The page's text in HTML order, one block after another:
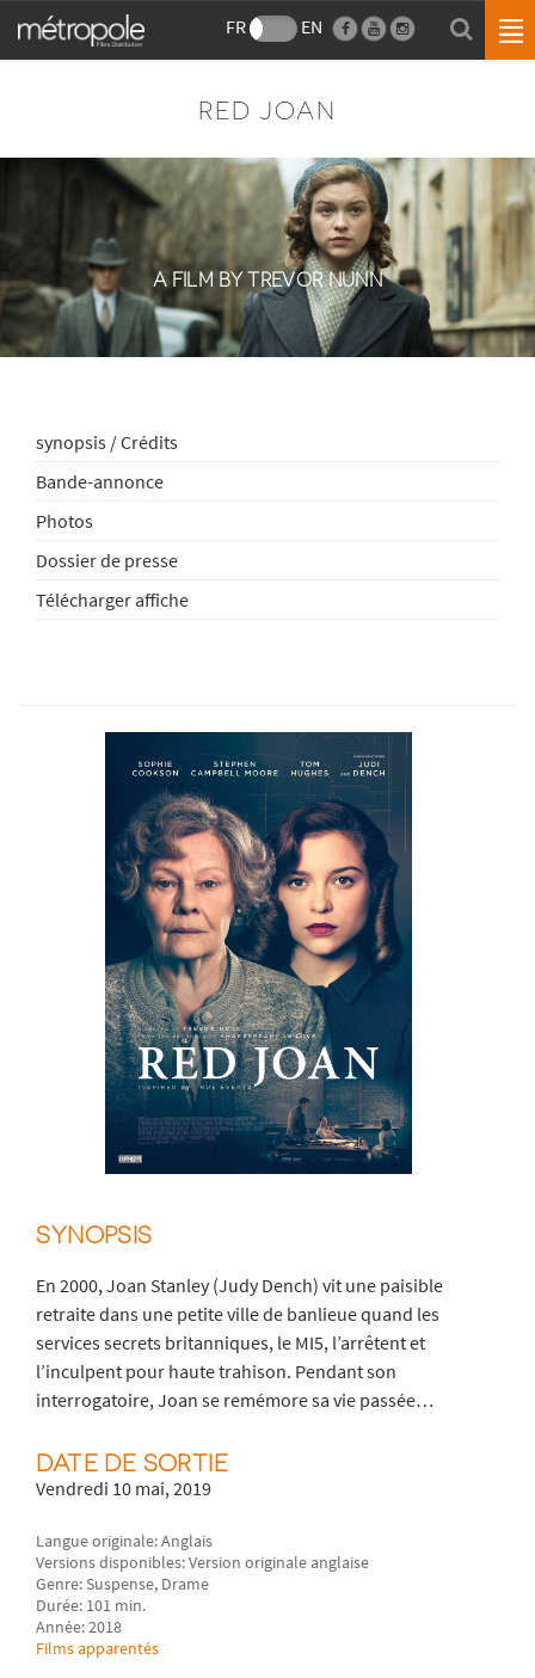
FR EN
RED JOAN
A FILM BY TREVOR NUNN
synopsis / Crédits
Bande-annonce
Photos
Dossier de presse
Télécharger affiche
SYNOPSIS
En 2000, Joan Stanley (Judy Dench) vit une paisible
retraite dans une petite ville de banlieue quand les
services secrets britanniques, le MI5, l’arrêtent et
l’inculpent pour haute trahison. Pendant son
interrogatoire, Joan se remémore sa vie passée…
DATE DE SORTIE
Vendredi 10 mai, 2019
Langue originale: Anglais
Versions disponibles: Version originale anglaise
Genre: Suspense, Drame
Durée: 101 min.
Année: 2018
Films apparentés